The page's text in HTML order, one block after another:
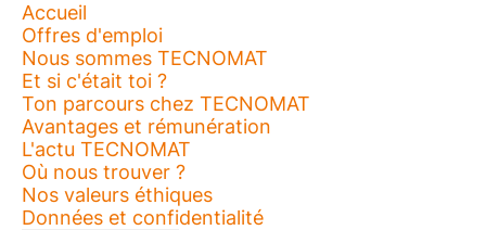
Accueil
Offres d'emploi
Nous sommes TECNOMAT
Et si c'était toi ?
Ton parcours chez TECNOMAT
Avantages et rémunération
L'actu TECNOMAT
Où nous trouver ?
Nos valeurs éthiques
Données et confidentialité